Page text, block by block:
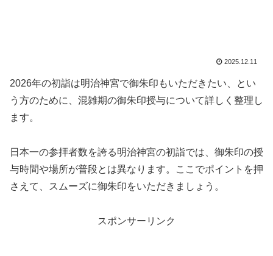
2025.12.11
2026年の初詣は明治神宮で御朱印もいただきたい、とい
う方のために、混雑期の御朱印授与について詳しく整理し
ます。
日本一の参拝者数を誇る明治神宮の初詣では、御朱印の授
与時間や場所が普段とは異なります。ここでポイントを押
さえて、スムーズに御朱印をいただきましょう。
スポンサーリンク